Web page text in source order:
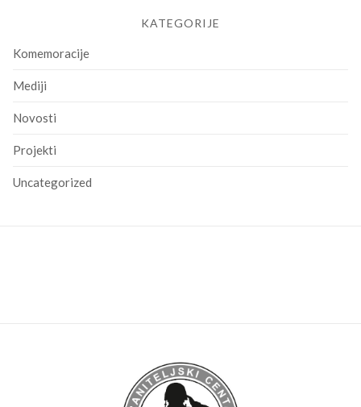
KATEGORIJE
Komemoracije
Mediji
Novosti
Projekti
Uncategorized